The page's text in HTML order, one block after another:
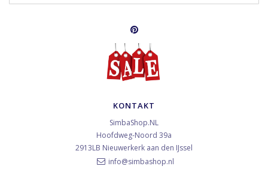
KONTAKT
SimbaShop.NL
Hoofdweg-Noord 39a
2913LB Nieuwerkerk aan den IJssel
info@simbashop.nl